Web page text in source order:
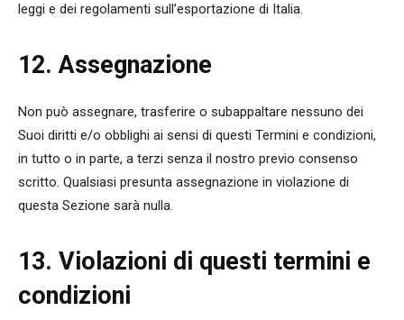
leggi e dei regolamenti sull’esportazione di Italia.
12. Assegnazione
Non può assegnare, trasferire o subappaltare nessuno dei
Suoi diritti e/o obblighi ai sensi di questi Termini e condizioni,
in tutto o in parte, a terzi senza il nostro previo consenso
scritto. Qualsiasi presunta assegnazione in violazione di
questa Sezione sarà nulla.
13. Violazioni di questi termini e
condizioni